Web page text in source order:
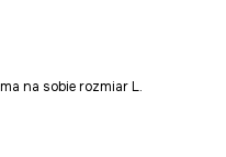
na sobie rozmiar L.